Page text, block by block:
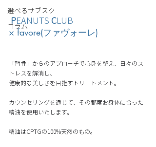
選べるサブスク
コラム
PEANUTS CLUB
× favore(ファヴォーレ)
「背骨」からのアプローチで心身を整え、日々のス
トレスを解消し、
健康的な美しさを目指すトリートメント。
カウンセリングを通じて、その都度お身体に合った
精油を使用いたします。
精油はCPTGの100%天然のもの。